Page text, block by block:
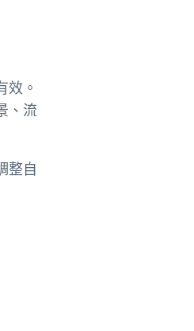
效。
、流
整自